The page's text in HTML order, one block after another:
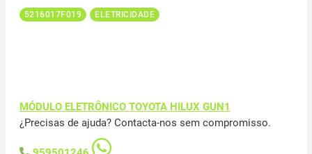
5216017F019 ELETRICIDADE
MÓDULO ELETRÔNICO TOYOTA HILUX GUN1
¿Precisas de ajuda? Contacta-nos sem compromisso.